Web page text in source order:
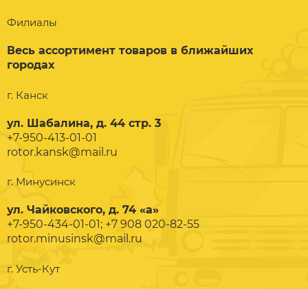
Филиалы
Весь ассортимент товаров в ближайших
городах
г. Канск
ул. Шабалина, д. 44 стр. 3
+7-950-413-01-01
rotor.kansk@mail.ru
г. Минусинск
ул. Чайковского, д. 74 «а»
+7-950-434-01-01; +7 908 020-82-55
rotor.minusinsk@mail.ru
г. Усть-Кут